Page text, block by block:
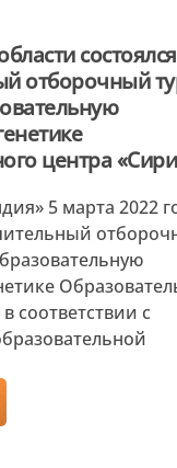
состоялся
отборочный
центра
5 марта 2022
соответствии с